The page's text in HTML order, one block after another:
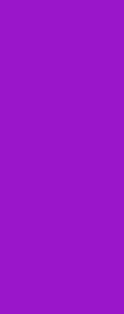
Royale
Avalon